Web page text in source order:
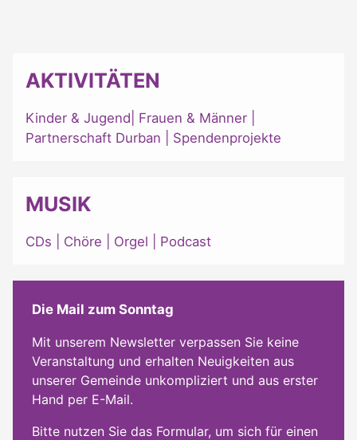
AKTIVITÄTEN
Kinder & Jugend Frauen & Männer
Partnerschaft Durban
Spendenprojekte
MUSIK
CDs Chöre Orgel Podcast
Die Mail zum Sonntag
Mit unserem Newsletter verpassen Sie keine
Veranstaltung und erhalten Neuigkeiten aus
unserer Gemeinde unkompliziert und aus erster
Hand per E-Mail.
Bitte nutzen Sie das Formular, um sich für einen